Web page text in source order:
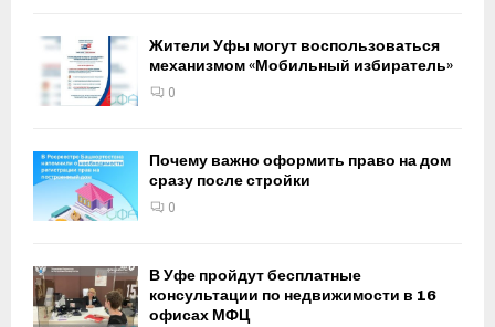
Жители Уфы могут воспользоваться
механизмом «Мобильный избиратель»
0
Почему важно оформить право на дом
сразу после стройки
0
В Уфе пройдут бесплатные
консультации по недвижимости в 16
офисах МФЦ